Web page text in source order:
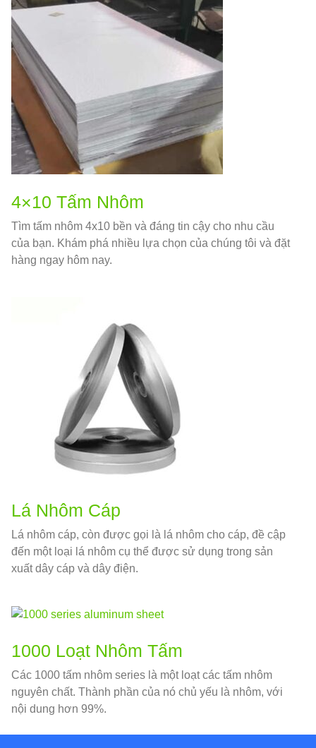
4×10 Tấm Nhôm
Tìm tấm nhôm 4x10 bền và đáng tin cậy cho nhu cầu
của bạn. Khám phá nhiều lựa chọn của chúng tôi và đặt
hàng ngay hôm nay.
Lá Nhôm Cáp
Lá nhôm cáp, còn được gọi là lá nhôm cho cáp, đề cập
đến một loại lá nhôm cụ thể được sử dụng trong sản
xuất dây cáp và dây điện.
1000 Loạt Nhôm Tấm
Các 1000 tấm nhôm series là một loạt các tấm nhôm
nguyên chất. Thành phần của nó chủ yếu là nhôm, với
nội dung hơn 99%.